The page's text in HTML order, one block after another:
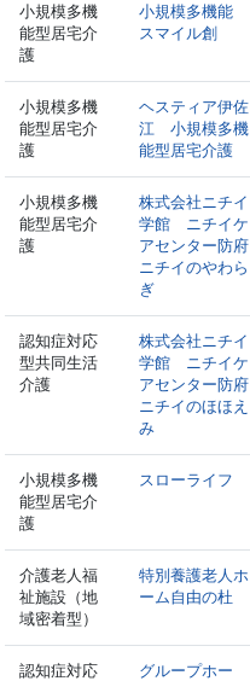
小規模多機
能型居宅介
護
小規模多機能
スマイル創
小規模多機
能型居宅介
護
ヘスティア伊佐
江 小規模多機
能型居宅介護
小規模多機
能型居宅介
護
株式会社ニチイ
学館 ニチイケ
アセンター防府
ニチイのやわら
ぎ
認知症対応
型共同生活
介護
株式会社ニチイ
学館 ニチイケ
アセンター防府
ニチイのほほえ
み
小規模多機
能型居宅介
護
スローライフ
介護老人福
祉施設（地
域密着型）
特別養護老人ホ
ーム自由の杜
認知症対応
グループホー